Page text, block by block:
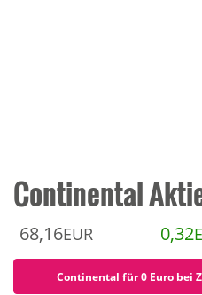
Continental
68,16EUR 0,32
Continental für 0 Euro bei